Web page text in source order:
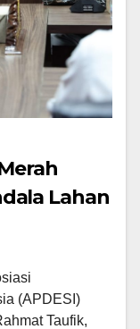
Lahan
(APDESI)
Taufik,